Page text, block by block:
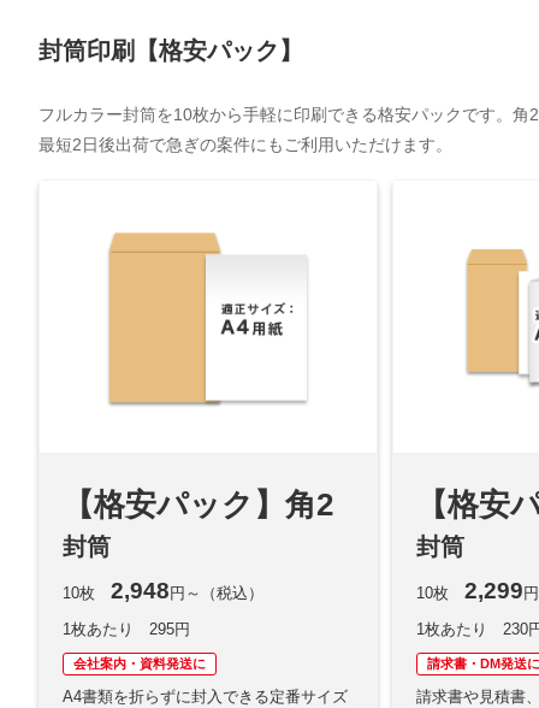
封筒印刷【格安パック】
フルカラー封筒を10枚から手軽に印刷できる格安パックです。角
最短2日後出荷で急ぎの案件にもご利用いただけます。
【格安パック】角2
封筒
10枚2,948 円～（税込）
1枚あたり 295円
会社案内・資料発送に
A4書類を折らずに封入できる定番サイズ
【格安
封筒
10枚 2,299
1枚あたり 230
請求書・DM発送に
請求書や見積書